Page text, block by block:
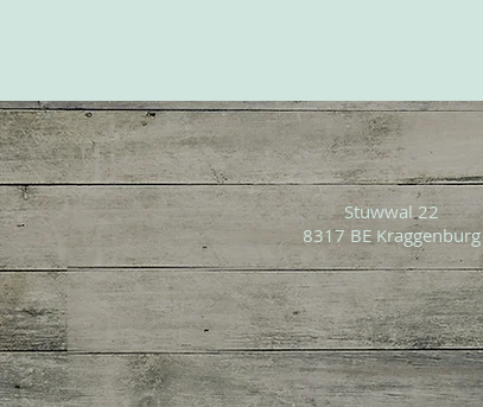
Stuwwal 22
8317 BE Kraggenburg